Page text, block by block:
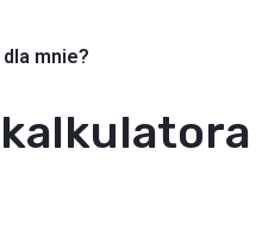
mnie?
kalkulatora